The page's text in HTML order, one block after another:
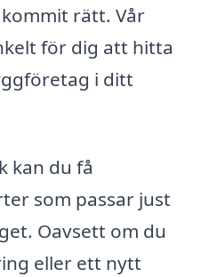
kommit rätt. Vår
för dig att hitta
i ditt
kan du få
som passar just
Oavsett om du
eller ett nytt